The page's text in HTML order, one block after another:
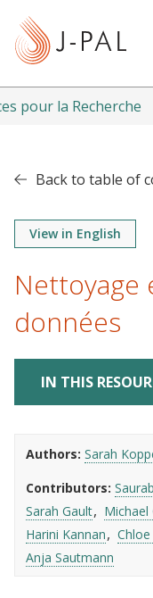
t
pour la Recherche
Back to table of
View in English
Nettoyage
données
IN THIS
Authors Sarah
Contributors
Sarah Gault
Michael
Harini Kannan
Anja Sautmann